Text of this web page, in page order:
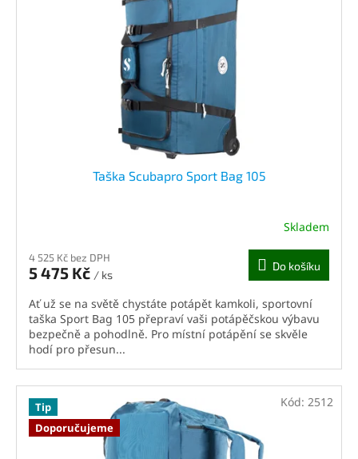
Taška Scubapro Sport Bag 105
Skladem
4 525 Kč bez DPH
5 475 Kč / ks
Do košíku
Ať už se na světě chystáte potápět kamkoli, sportovní
taška Sport Bag 105 přepraví vaši potápěčskou výbavu
bezpečně a pohodlně. Pro místní potápění se skvěle
hodí pro přesun...
Tip
Doporučujeme
Kód: 2512